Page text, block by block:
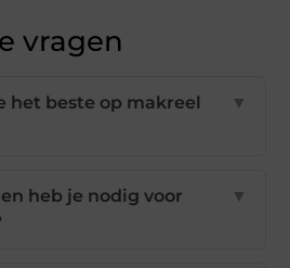
vragen
het beste op makreel
▼
heb je nodig voor
▼